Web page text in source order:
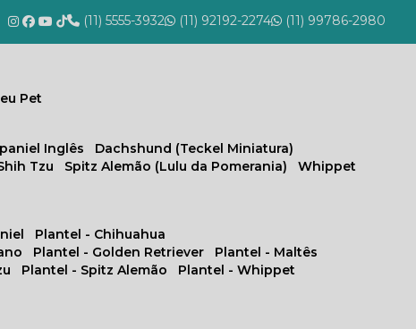
(11) 5555-3932 (11) 92192-2274 (11) 99786-2980
Plantel - Chihuahua
Plantel - Golden Retriever
Plantel - Maltês
Plantel - Spitz Alemão
Plantel - Whippet
Pet
Inglês
Dachshund (Teckel Miniatura)
Shih Tzu Spitz Alemão (Lulu da Pomerania)
Whippet